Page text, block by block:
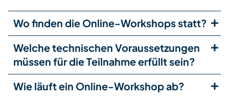
Wo finden die Online-Workshops statt?
Welche technischen Voraussetzungen
müssen für die Teilnahme erfüllt sein?
Wie läuft ein Online-Workshop ab?